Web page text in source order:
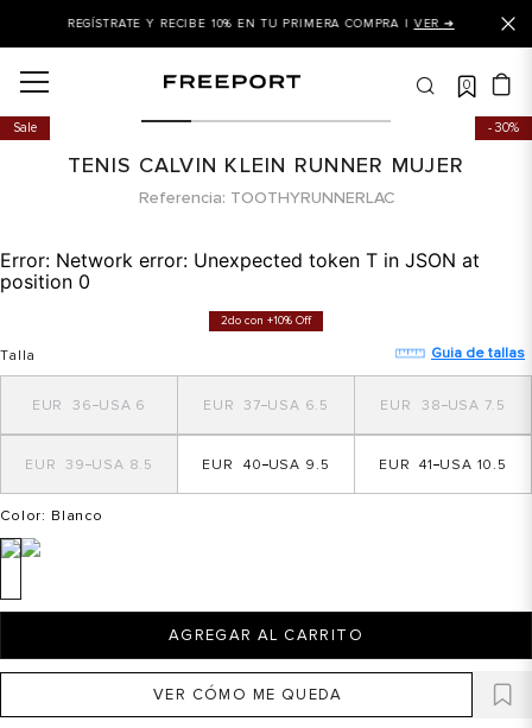
REGÍSTRATE Y RECIBE 10% EN TU PRIMERA COMPRA |VER ➜
0
30%
Sale
TENIS CALVIN KLEIN RUNNER MUJER
Referencia TOOTHYRUNNERLAC
Error: Network error: Unexpected token T in JSON at
position 0
2do con +10% Off
Talla Guia de tallas
6
36 6.5
37 7.5
38
8.5
39 9.5
40 10.5
41
Color: Blanco
AGREGAR AL CARRITO
VER CÓMO ME QUEDA
balance
balance 327
tommy hilfiger
balance 574
mujer